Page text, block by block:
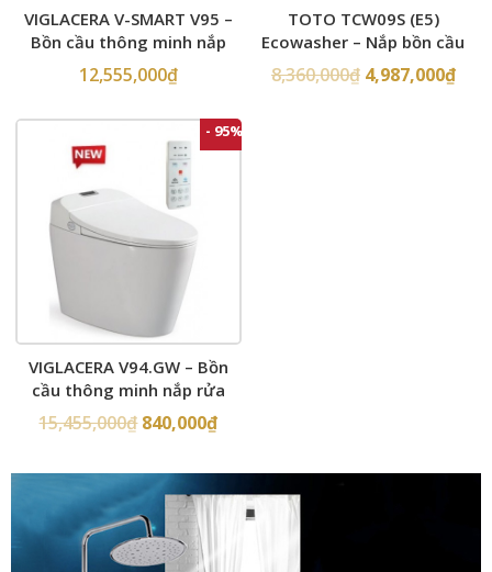
VIGLACERA V-SMART V95 –
Bồn cầu thông minh nắp
rửa điện tử
12,555,000₫
TOTO TCW09S (E5)
Ecowasher – Nắp bồn cầu
rửa cơ
8,360,000₫ 4,987,000₫
- 95%
VIGLACERA V94.GW – Bồn
cầu thông minh nắp rửa
điện tử
15,455,000₫ 840,000₫